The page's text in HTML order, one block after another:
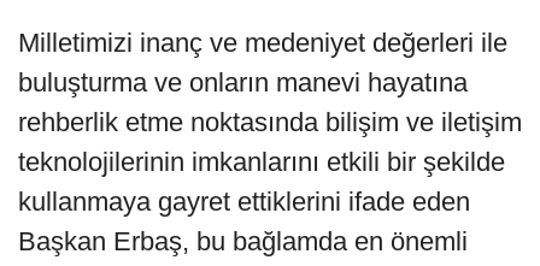
Milletimizi inanç ve medeniyet değerleri ile
buluşturma ve onların manevi hayatına
rehberlik etme noktasında bilişim ve iletişim
teknolojilerinin imkanlarını etkili bir şekilde
kullanmaya gayret ettiklerini ifade eden
Başkan Erbaş, bu bağlamda en önemli